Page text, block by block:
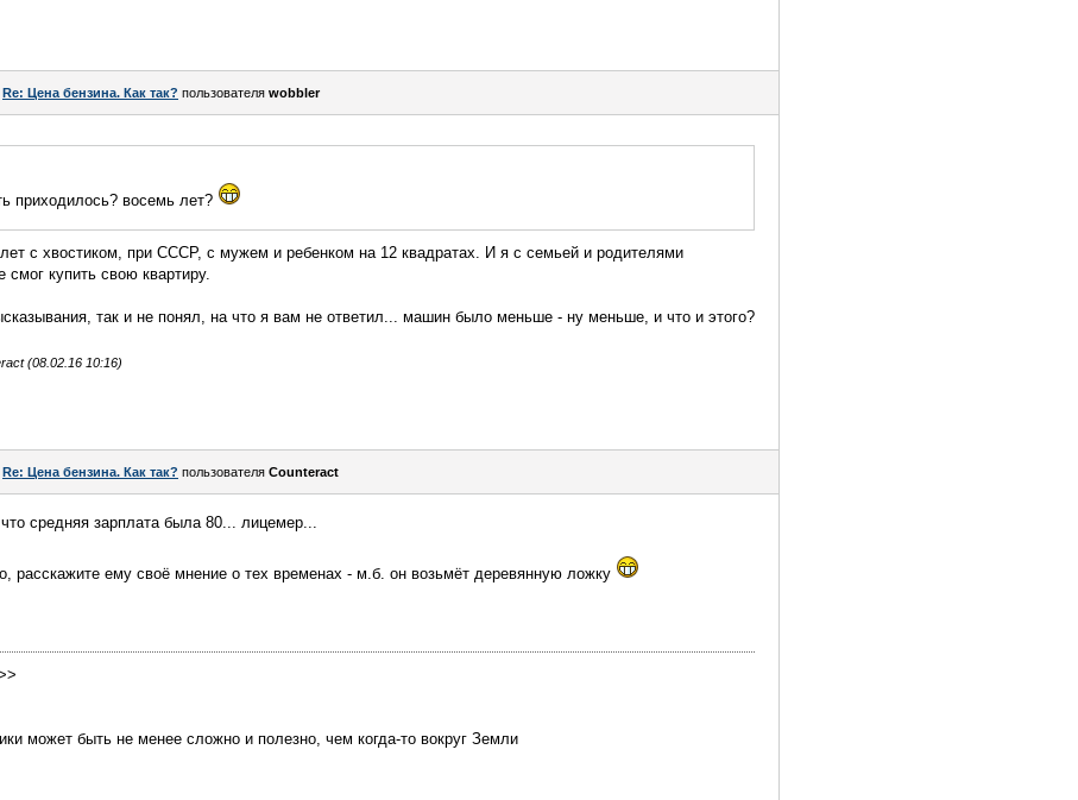
Re: Цена бензина. Как так? пользователя wobbler
приходилось? восемь лет?
с хвостиком, при СССР, с мужем и ребенком на 12 квадратах. И я с семьей и родителями
смог купить свою квартиру.
так и не понял, на что я вам не ответил... машин было меньше - ну меньше, и что и этого?
(08.02.16 10:16)
Re: Цена бензина. Как так? пользователя Counteract
средняя зарплата была 80... лицемер...
расскажите ему своё мнение о тех временах - м.б. он возьмёт деревянную ложку
может быть не менее сложно и полезно, чем когда-то вокруг Земли